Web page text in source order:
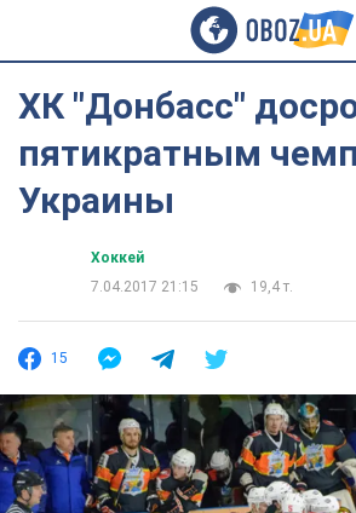
ХК "Донбасс"
пятикратным
Украины
Хоккей
7.04.2017 21:15
19,4 т.
15